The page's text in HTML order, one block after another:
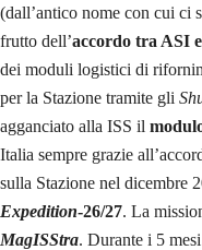
(dall’antico nome con cui ci
frutto dell’accordo tra ASI
dei moduli logistici di
per la Stazione tramite gli
agganciato alla ISS il
Italia sempre grazie
sulla Stazione nel dicembre
Expedition-26/27. La
MagISStra. Durante i 5